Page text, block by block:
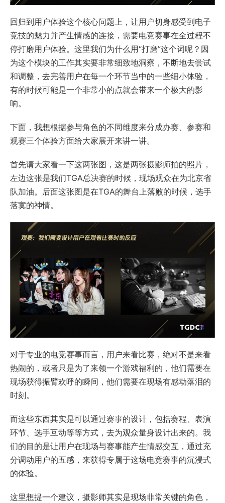
回归到用户体验这个核心问题上，让用户切身感受到电子
竞技的魅力并产生情感的连接，需要电竞赛事在全过程不
停打磨用户体验。这里我们为什么用“打磨”这个词呢？因
为这个模块的工作其实要非常细致地洞察，不断地去尝试
和调整，去完善用户在每一个环节当中的一些细小体验，
有的时候可能是一个非常小的点就会带来一个极大的影
响。
下面，我想根据参与角色的不同维度来分成办赛、参赛和
观赛三个体验方面给大家展开来讲一讲。
首先请大家看一下这两张图，这是两张摄影师拍的照片，
左边这张是我们TGA总决赛的时候，现场观众在为北京省
队加油。后面这张图是在TGA的舞台上落败的时候，选手
落寞的神情。
对于专业的电竞赛事而言，用户来看比赛，绝对不是来看
热闹的，或者只是为了来领一个游戏福利的，他们需要在
现场获得振臂欢呼的瞬间，他们需要在现场有感动落泪的
时刻。
而这些东西其实是可以通过赛事的设计，包括赛程、表演
环节、选手互动等等方式，去为观众量身设计出来的。我
们的目的是让用户在现场与赛事能产生情感交互，通过充
分调动用户的五感，来获得专属于这场电竞赛事的沉浸式
的体验。
这里想提一个建议，摄影师其实是现场非常关键的角色，